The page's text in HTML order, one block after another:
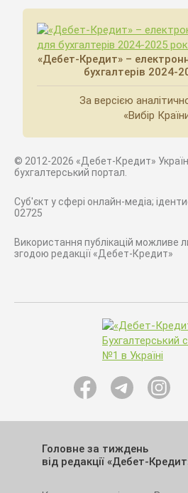
«Дебет-Кредит» –
бухгалтерів 2024-
За версією
«Вибір
© 2012-2026 «Дебет-Кредит»
бухгалтерський портал.
Суб'єкт у сфері онлайн-медіа;
02725
Використання публікацій можливе
згодою редакції «Дебет-Кредит»
Головне за тиждень
від редакції «Дебет-